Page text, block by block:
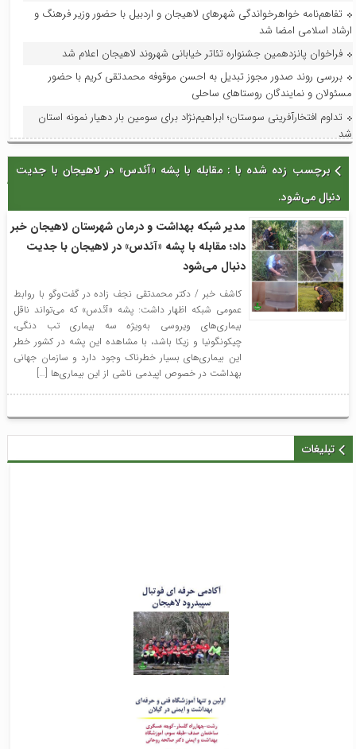
تفاهم‌نامه خواهرخواندگی شهرهای لاهیجان و اردبیل با حضور وزیر فرهنگ و
ارشاد اسلامی امضا شد
فراخوان پانزدهمین جشنواره تئاتر خیابانی شهروند لاهیجان اعلام شد
بررسی روند صدور مجوز تبدیل به احسن موقوفه محمدتقی کریم با حضور
مسئولان و نمایندگان روستاهای ساحلی
تداوم افتخارآفرینی سوستان؛ ابراهیم‌نژاد برای سومین بار دهیار نمونه استان
شد
فرماندار لاهیجان در جلسه هماهنگی جشنواره رسانه‌ای چای:جشنواره رسانه‌ای
چای، فرصتی برای تقویت برند لاهیجان و فرهنگ مصرف چای ایرانی است
استاندار گیلان؛ گیلان می‌تواند قطب ملی اردوها و مسابقات ورزش کارگری
شود
با حضور مدیر امور عمرانی، زیربنایی و محیط زیست دبیرخانه شورای‌عالی
مناطق آزاد و ویژه اقتصادی؛ آخرین وضعیت پروژه‌های عمرانی منطقه آزاد انزلی
بررسی شد
در راستای ظرفیت‌سازی و توسعه: فاز اول افزایش ظرفیت پست لاهیجان۲ به
بهره‌برداری و در مدار قرار گرفت
با حضور معاون امور هنری وزارت فرهنگ و ارشاد اسلامی؛جلسه شورای
سیاستگذاری جشنواره تئاتر خیابانی شهروند لاهیجان برگزار شد
برچسب زده شده با : مقابله با پشه «آئدس» در لاهیجان با جدیت
دنبال می‌شود.
مدیر شبکه بهداشت و درمان شهرستان لاهیجان خبر
داد؛ مقابله با پشه «آئدس» در لاهیجان با جدیت
دنبال می‌شود
کاشف خبر / دکتر محمدتقی نجف زاده در گفت‌وگو با روابط
عمومی شبکه اظهار داشت: پشه «آئدس» که می‌تواند ناقل
بیماری‌های ویروسی به‌ویژه سه بیماری تب دنگی،
چیکونگونیا و زیکا باشد، با مشاهده این پشه در کشور خطر
این بیماری‌های بسیار خطرناک وجود دارد و سازمان جهانی
بهداشت در خصوص اپیدمی ناشی از این بیماری‌ها […]
تبلیغات